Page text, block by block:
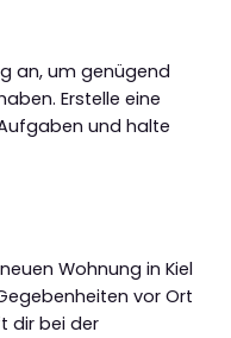
an, um genügend
Erstelle eine
und halte
Wohnung in Kiel
vor Ort
dir bei der